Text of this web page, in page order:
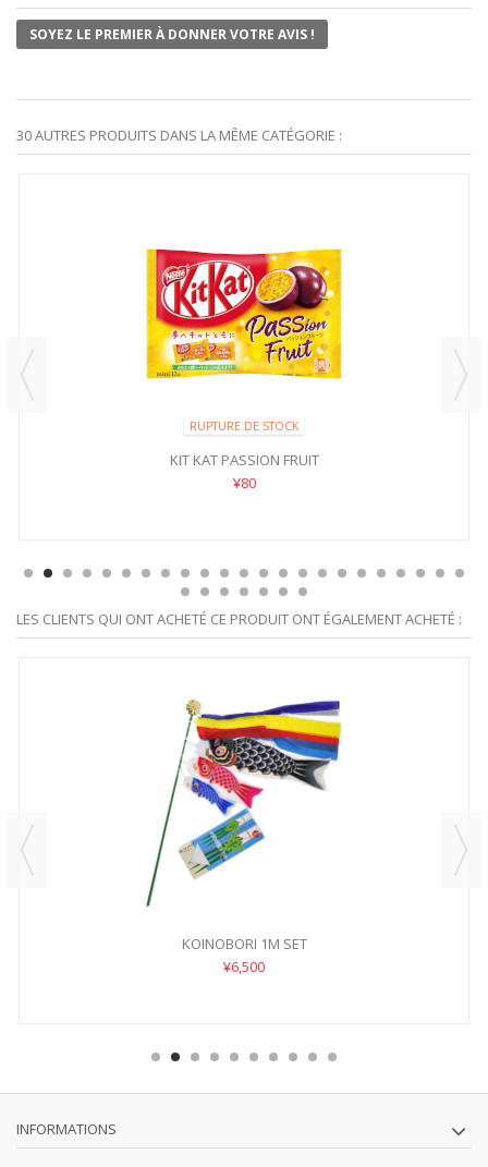
SOYEZ LE PREMIER À DONNER VOTRE AVIS !
30 AUTRES PRODUITS DANS LA MÊME CATÉGORIE :
RUPTURE DE STOCK
KIT KAT PASSION FRUIT
¥80
LES CLIENTS QUI ONT ACHETÉ CE PRODUIT ONT ÉGALEMENT ACHETÉ :
KOINOBORI 1M SET
¥6,500
INFORMATIONS